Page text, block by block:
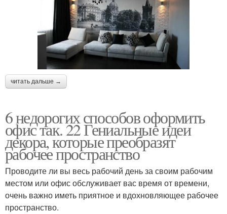
читать дальше →
6 недорогих способов оформить
офис так. 22 Гениальные идеи
декора, которые преобразят
рабочее пространство
Проводите ли вы весь рабочий день за своим рабочим
местом или офис обслуживает вас время от времени,
очень важно иметь приятное и вдохновляющее рабочее
пространство.